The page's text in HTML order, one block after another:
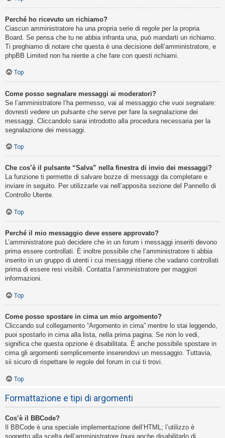
Perché ho ricevuto un richiamo?
Ciascun amministratore ha una propria serie di regole per la propria
Board. Se pensa che tu ne abbia infranta una, può mandarti un richiamo.
Ti preghiamo di notare che questa è una decisione dell’amministratore, e
phpBB Limited non ha niente a che fare con questi richiami.
Top
Come posso segnalare messaggi ai moderatori?
Se l’amministratore l’ha permesso, vai al messaggio che vuoi segnalare:
dovresti vedere un pulsante che serve per fare la segnalazione dei
messaggi. Cliccandolo sarai introdotto alla procedura necessaria per la
segnalazione dei messaggi.
Top
Che cos’è il pulsante “Salva” nella finestra di invio dei messaggi?
La funzione ti permette di salvare bozze di messaggi da completare e
inviare in seguito. Per utilizzarle vai nell’apposita sezione del Pannello di
Controllo Utente.
Top
Perché il mio messaggio deve essere approvato?
L’amministratore può decidere che in un forum i messaggi inseriti devono
prima essere controllati. È inoltre possibile che l’amministratore ti abbia
inserito in un gruppo di utenti i cui messaggi ritiene che vadano controllati
prima di essere resi visibili. Contatta l’amministratore per maggiori
informazioni.
Top
Come posso spostare in cima un mio argomento?
Cliccando sul collegamento “Argomento in cima” mentre lo stai leggendo,
puoi spostarlo in cima alla lista, nella prima pagina. Se non lo vedi,
significa che questa opzione è disabilitata. È anche possibile spostare in
cima gli argomenti semplicemente inserendovi un messaggio. Tuttavia,
sii sicuro di rispettare le regole del forum in cui ti trovi.
Top
Formattazione e tipi di argomenti
Cos’è il BBCode?
Il BBCode è una speciale implementazione dell’HTML; l’utilizzo è
soggetto alla scelta dell’amministratore (puoi anche disabilitarlo di